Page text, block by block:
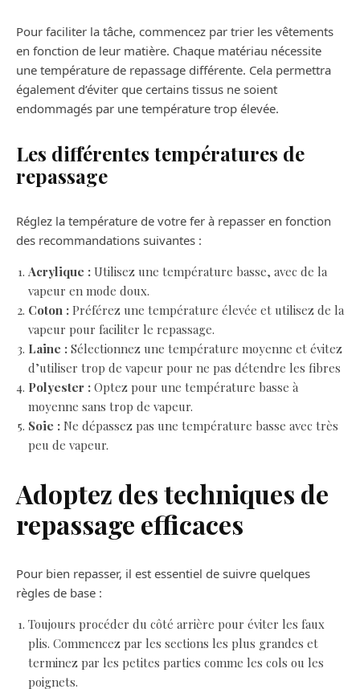
Pour faciliter la tâche, commencez par trier les vêtements
en fonction de leur matière. Chaque matériau nécessite
une température de repassage différente. Cela permettra
également d’éviter que certains tissus ne soient
endommagés par une température trop élevée.
Les différentes températures de
repassage
Réglez la température de votre fer à repasser en fonction
des recommandations suivantes :
Acrylique : Utilisez une température basse, avec de la
vapeur en mode doux.
Coton : Préférez une température élevée et utilisez de la
vapeur pour faciliter le repassage.
Laine : Sélectionnez une température moyenne et évitez
d’utiliser trop de vapeur pour ne pas détendre les fibres
Polyester : Optez pour une température basse à
moyenne sans trop de vapeur.
Soie : Ne dépassez pas une température basse avec très
peu de vapeur.
Adoptez des techniques de
repassage efficaces
Pour bien repasser, il est essentiel de suivre quelques
règles de base :
Toujours procéder du côté arrière pour éviter les faux
plis. Commencez par les sections les plus grandes et
terminez par les petites parties comme les cols ou les
poignets.